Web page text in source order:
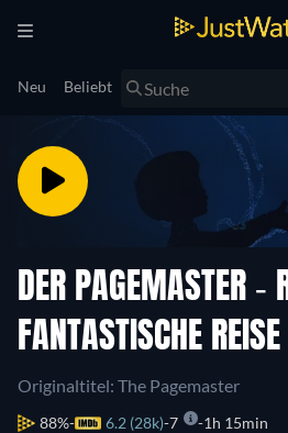
Neu Beliebt
DER PAGEMASTER -
FANTASTISCHE REISE
Originaltitel: The Pagemaster
88% 6.2 (28k) 7 1h 15min